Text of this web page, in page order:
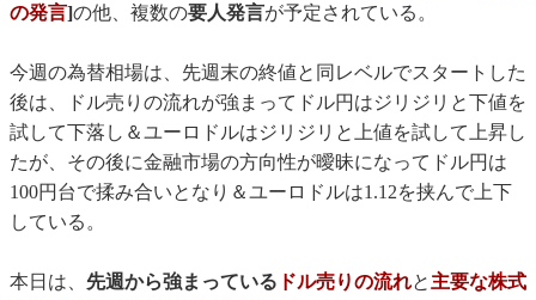
の発言]の他、複数の要人発言が予定されている。
今週の為替相場は、先週末の終値と同レベルでスタートした
後は、ドル売りの流れが強まってドル円はジリジリと下値を
試して下落し＆ユーロドルはジリジリと上値を試して上昇し
たが、その後に金融市場の方向性が曖昧になってドル円は
100円台で揉み合いとなり＆ユーロドルは1.12を挟んで上下
している。
本日は、 先週から強まっている ドル売りの流れと主要な株式